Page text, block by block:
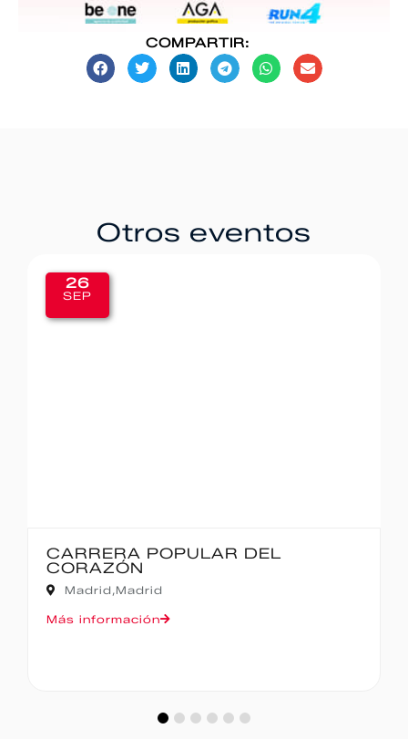
COMPARTIR:
Otros eventos
26
SEP
CARRERA POPULAR DEL
CORAZÓN
Madrid,Madrid
Más información